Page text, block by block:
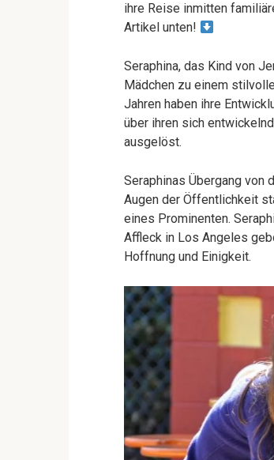
ihre Reise inmitten
Artikel unten!
Seraphina, das Kind von
Mädchen zu einem
Jahren haben ihre
über ihren sich
ausgelöst.
Seraphinas Übergang von
Augen der Öffentlichkeit
eines Prominenten.
Affleck in Los Angeles
Hoffnung und Einigkeit.